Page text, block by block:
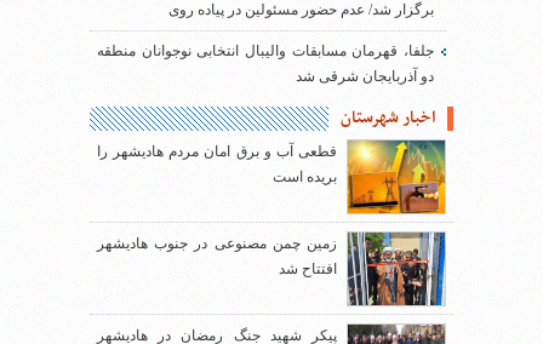
برگزار شد/ عدم حضور مسئولین در پیاده روی
جلفا، قهرمان مسابقات والیبال انتخابی نوجوانان منطقه
دو آذربایجان شرقی شد
اخبار شهرستان
قطعی آب و برق امان مردم هادیشهر را
بریده است
زمین چمن مصنوعی در جنوب هادیشهر
افتتاح شد
پیکر شهید جنگ رمضان در هادیشهر